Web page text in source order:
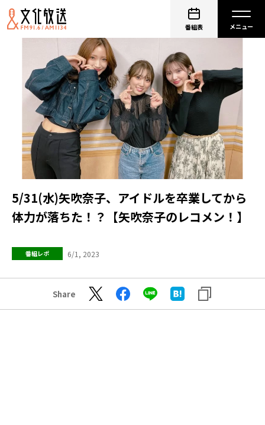
番組表
5/31(水)矢吹奈子、アイドルを卒業してから
体力が落ちた！？【矢吹奈子のレコメン！】
番組レポ 6/1, 2023
Share